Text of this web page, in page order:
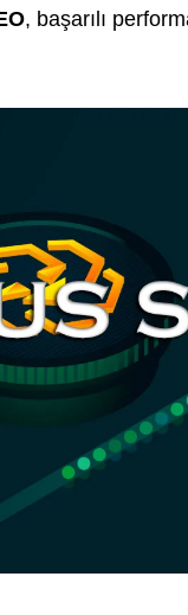
, başarılı